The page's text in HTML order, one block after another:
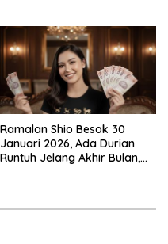
Ramalan Shio Besok 30
Januari 2026, Ada Durian
Runtuh Jelang Akhir Bulan,